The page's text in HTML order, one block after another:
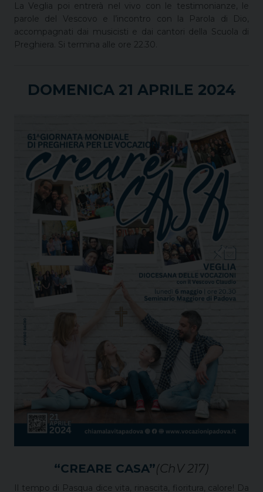
La Veglia poi entrerà nel vivo con le testimonianze, le
parole del Vescovo e l’incontro con la Parola di Dio,
accompagnati dai musicisti e dai cantori della Scuola di
Preghiera. Si termina alle ore 22.30.
DOMENICA 21 APRILE 2024
“CREARE CASA”(ChV 217)
Il tempo di Pasqua dice vita, rinascita, fioritura, calore! Da